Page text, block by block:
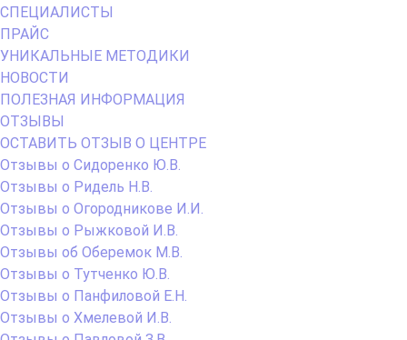
СПЕЦИАЛИСТЫ
ПРАЙС
УНИКАЛЬНЫЕ МЕТОДИКИ
НОВОСТИ
ПОЛЕЗНАЯ ИНФОРМАЦИЯ
ОТЗЫВЫ
ОСТАВИТЬ ОТЗЫВ О ЦЕНТРЕ
Отзывы о Сидоренко Ю.В.
Отзывы о Ридель Н.В.
Отзывы о Огородникове И.И.
Отзывы о Рыжковой И.В.
Отзывы об Оберемок М.В.
Отзывы о Тутченко Ю.В.
Отзывы о Панфиловой Е.Н.
Отзывы о Хмелевой И.В.